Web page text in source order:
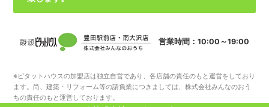
営業時間：10:00～19:00
※ピタットハウスの加盟店は独立自営であり、各店舗の責任のもと運営をしており
ます。尚、建築・リフォーム等の請負業につきましては、株式会社みんなのおう
ちの責任のもと運営しております。